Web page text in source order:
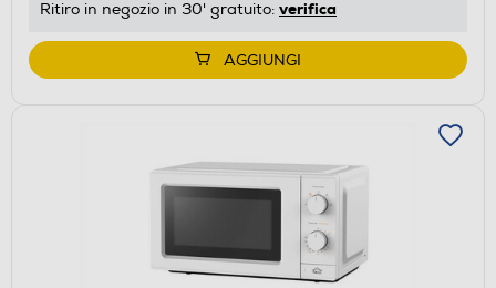
Ritiro in negozio in 30' gratuito: verifica
AGGIUNGI